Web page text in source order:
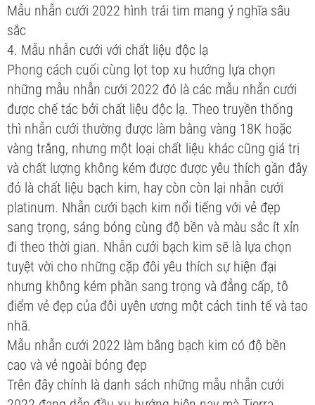
Mẫu nhẫn cưới 2022 hình trái tim mang ý nghĩa sâu
sắc
4. Mẫu nhẫn cưới với chất liệu độc lạ
Phong cách cuối cùng lọt top xu hướng lựa chọn
những mẫu nhẫn cưới 2022 đó là các mẫu nhẫn cưới
được chế tác bởi chất liệu độc lạ. Theo truyền thống
thì nhẫn cưới thường được làm bằng vàng 18K hoặc
vàng trắng, nhưng một loại chất liệu khác cũng giá trị
và chất lượng không kém được được yêu thích gần đây
đó là chất liệu bạch kim, hay còn còn lại nhẫn cưới
platinum. Nhẫn cưới bạch kim nổi tiếng với vẻ đẹp
sang trọng, sáng bóng cùng độ bền và màu sắc ít xỉn
đi theo thời gian. Nhẫn cưới bạch kim sẽ là lựa chọn
tuyệt vời cho những cặp đôi yêu thích sự hiện đại
nhưng không kém phần sang trọng và đẳng cấp, tô
điểm vẻ đẹp của đôi uyên ương một cách tinh tế và tao
nhã.
Mẫu nhẫn cưới 2022 làm bằng bạch kim có độ bền
cao và vẻ ngoài bóng đẹp
Trên đây chính là danh sách những mẫu nhẫn cưới